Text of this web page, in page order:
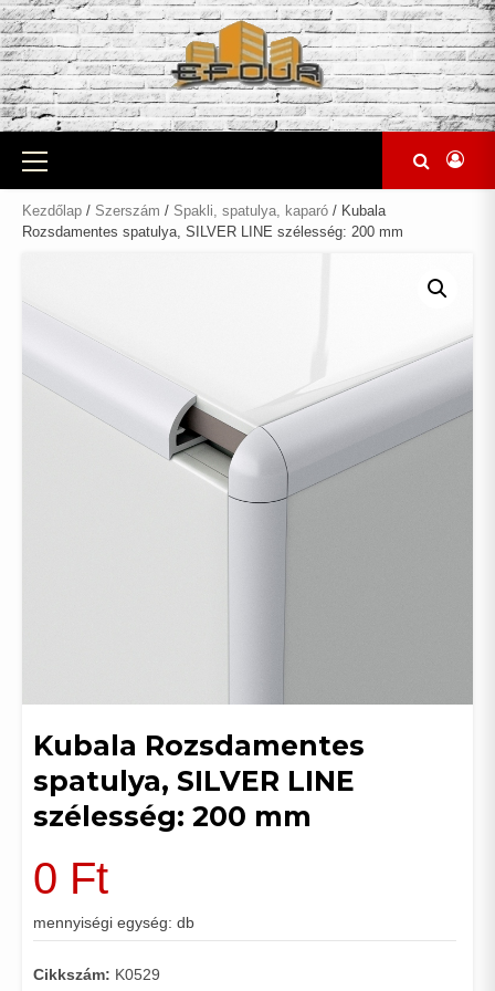
Skip
to
content
Primary
Menu
Kezdőlap / Szerszám / Spakli, spatulya, kaparó / Kubala
Rozsdamentes spatulya, SILVER LINE szélesség: 200 mm
Kubala Rozsdamentes
spatulya, SILVER LINE
szélesség: 200 mm
0 Ft
mennyiségi egység: db
Cikkszám: K0529